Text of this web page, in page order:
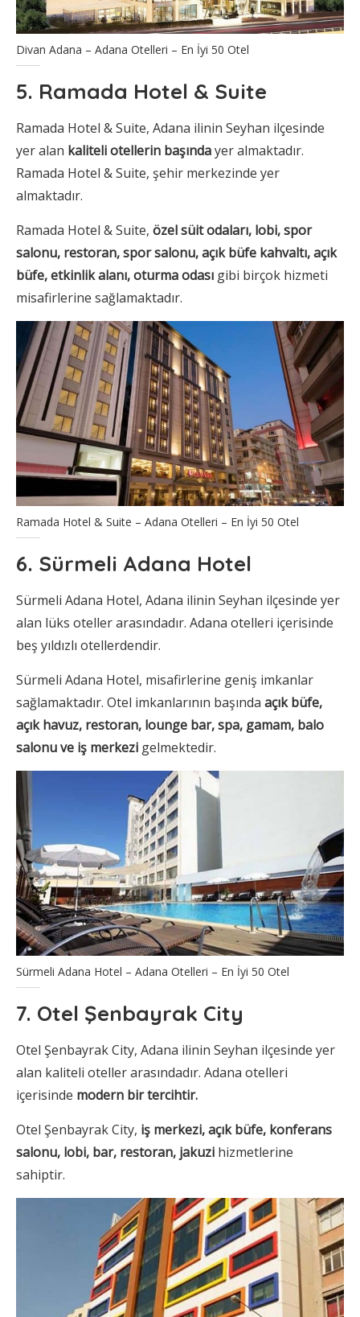
Divan Adana – Adana Otelleri – En İyi 50 Otel
5. Ramada Hotel & Suite
Ramada Hotel & Suite, Adana ilinin Seyhan ilçesinde
yer alan kaliteli otellerin başındayer almaktadır.
Ramada Hotel & Suite, şehir merkezinde yer
almaktadır.
Ramada Hotel & Suite, özel süit odaları, lobi, spor
salonu, restoran, spor salonu, açık büfe kahvaltı, açık
büfe, etkinlik alanı, oturma odası gibi birçok hizmeti
misafirlerine sağlamaktadır.
Ramada Hotel & Suite – Adana Otelleri – En İyi 50 Otel
6. Sürmeli Adana Hotel
Sürmeli Adana Hotel, Adana ilinin Seyhan ilçesinde yer
alan lüks oteller arasındadır. Adana otelleri içerisinde
beş yıldızlı otellerdendir.
Sürmeli Adana Hotel, misafirlerine geniş imkanlar
sağlamaktadır. Otel imkanlarının başında açık büfe,
açık havuz, restoran, lounge bar, spa, gamam, balo
salonu ve iş merkezi gelmektedir.
Sürmeli Adana Hotel – Adana Otelleri – En İyi 50 Otel
7. Otel Şenbayrak City
Otel Şenbayrak City, Adana ilinin Seyhan ilçesinde yer
alan kaliteli oteller arasındadır. Adana otelleri
içerisinde modern bir tercihtir.
Otel Şenbayrak City, iş merkezi, açık büfe, konferans
salonu, lobi, bar, restoran, jakuzi hizmetlerine
sahiptir.